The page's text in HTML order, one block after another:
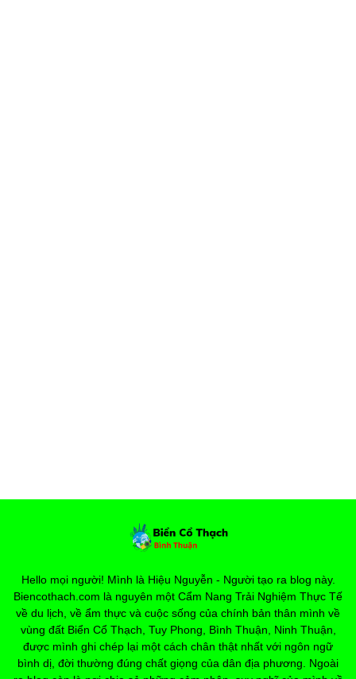
Hello mọi người! Mình là Hiệu Nguyễn - Người tạo ra blog này.
Biencothach.com là nguyên một Cẩm Nang Trải Nghiệm Thực Tế
về du lịch, về ẩm thực và cuộc sống của chính bản thân mình về
vùng đất Biển Cổ Thạch, Tuy Phong, Bình Thuận, Ninh Thuận,
được mình ghi chép lại một cách chân thật nhất với ngôn ngữ
bình dị, đời thường đúng chất giọng của dân địa phương. Ngoài